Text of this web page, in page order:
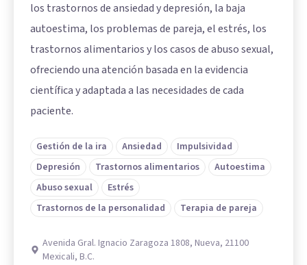
los trastornos de ansiedad y depresión, la baja
autoestima, los problemas de pareja, el estrés, los
trastornos alimentarios y los casos de abuso sexual,
ofreciendo una atención basada en la evidencia
científica y adaptada a las necesidades de cada
paciente.
Gestión de la ira Ansiedad
Impulsividad
Depresión
Trastornos alimentarios
Autoestima
Abuso sexual
Estrés
Trastornos de la personalidad
Terapia de pareja
Avenida Gral. Ignacio Zaragoza 1808, Nueva, 21100
Mexicali, B.C.